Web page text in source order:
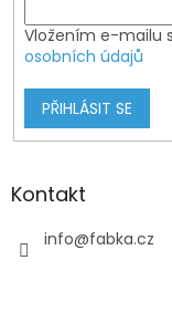
Vložením e-mailu
osobních údajů
PŘIHLÁSIT SE
Kontakt
info@fabka.cz